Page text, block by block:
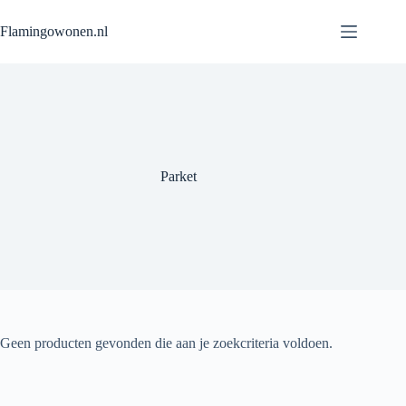
Flamingowonen.nl
Parket
Geen producten gevonden die aan je zoekcriteria voldoen.